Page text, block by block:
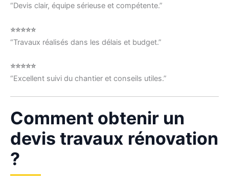
“Devis clair, équipe sérieuse et compétente.”
⭐⭐⭐⭐⭐
“Travaux réalisés dans les délais et budget.”
⭐⭐⭐⭐⭐
“Excellent suivi du chantier et conseils utiles.”
Comment obtenir un
devis travaux rénovation
?